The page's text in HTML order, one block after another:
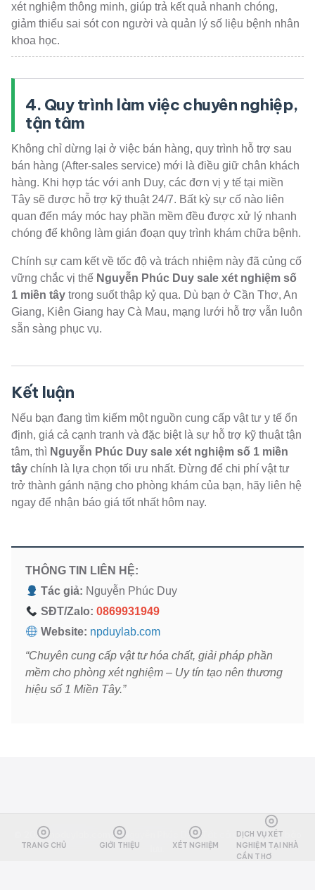
TRANG CHỦ GIỚI THIỆU XÉT NGHIỆM
DỊCH VỤ XÉT
NGHIỆM TẠI NHÀ
CẦN THƠ
xét nghiệm thông minh, giúp trả kết quả nhanh chóng,
giảm thiểu sai sót con người và quản lý số liệu bệnh nhân
khoa học.
4. Quy trình làm việc chuyên nghiệp,
tận tâm
Không chỉ dừng lại ở việc bán hàng, quy trình hỗ trợ sau
bán hàng (After-sales service) mới là điều giữ chân khách
hàng. Khi hợp tác với anh Duy, các đơn vị y tế tại miền
Tây sẽ được hỗ trợ kỹ thuật 24/7. Bất kỳ sự cố nào liên
quan đến máy móc hay phần mềm đều được xử lý nhanh
chóng để không làm gián đoạn quy trình khám chữa bệnh.
Chính sự cam kết về tốc độ và trách nhiệm này đã củng cố
vững chắc vị thế Nguyễn Phúc Duy sale xét nghiệm số
1 miền tây trong suốt thập kỷ qua. Dù bạn ở Cần Thơ, An
Giang, Kiên Giang hay Cà Mau, mạng lưới hỗ trợ vẫn luôn
sẵn sàng phục vụ.
Kết luận
Nếu bạn đang tìm kiếm một nguồn cung cấp vật tư y tế ổn
định, giá cả cạnh tranh và đặc biệt là sự hỗ trợ kỹ thuật tận
tâm, thì Nguyễn Phúc Duy sale xét nghiệm số 1 miền
tây chính là lựa chọn tối ưu nhất. Đừng để chi phí vật tư
trở thành gánh nặng cho phòng khám của bạn, hãy liên hệ
ngay để nhận báo giá tốt nhất hôm nay.
THÔNG TIN LIÊN HỆ:
Tác giả: Nguyễn Phúc Duy
SĐT/Zalo: 0869931949
Website: npduylab.com
“Chuyên cung cấp vật tư hóa chất, giải pháp phần
mềm cho phòng xét nghiệm – Uy tín tạo nên thương
hiệu số 1 Miền Tây.”
© 2026npduylab.com
— Nguyễn Phúc Duy. Tất cả quyền được bảo